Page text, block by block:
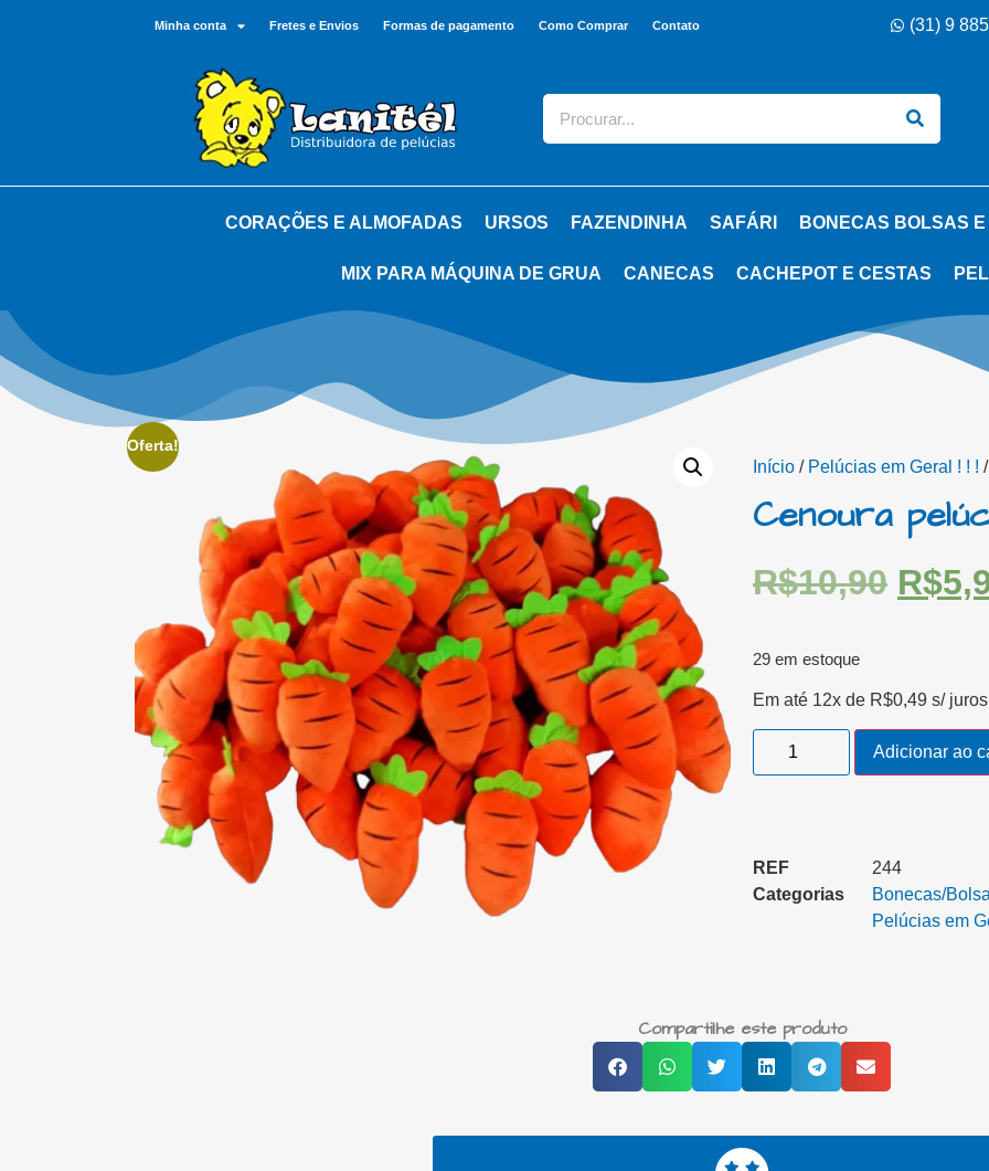
Minha conta Fretes e Envios Formas de pagamento Como Comprar Contato (31) 9
CORAÇÕES E ALMOFADAS URSOS FAZENDINHA SAFÁRI BONECAS BOLSAS
MIX PARA MÁQUINA DE GRUA CANECAS CACHEPOT E CESTAS
Oferta!
Início / Pelúcias em Geral ! ! !
Cenoura
R$10,90 R$
29 em estoque
Em até 12x de R$0,49 s/ juros
Adicionar ao
REF
244
Categorias
Bonecas/
Pelúcias em
Compartilhe este produto